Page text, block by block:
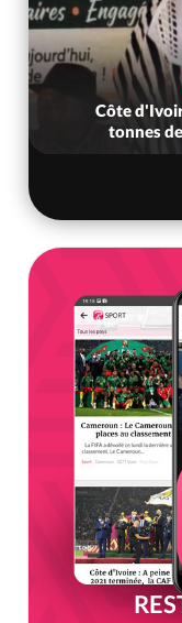
Côte d'Ivoire
pour